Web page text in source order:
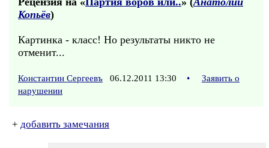
Копьёв)
Картинка - класс! Но результаты никто не
отменит...
Константин Сергеевъ 06.12.2011 13:30 •
Заявить о
нарушении
+ добавить замечания